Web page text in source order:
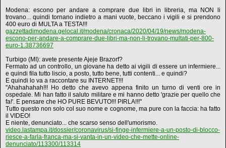
Modena: escono per andare a comprare due libri in libreria, ma NON li
trovano... quindi tornano indietro a mani vuote, beccano i vigili e si prendono
400 euro di MULTA a TESTA!!!
gazzettadimodena.gelocal.it/modena/cronaca/2020/04/19/news/modena-
escono-per-andare-a-comprare-due-libri-ma-non-li-trovano-multati-per-800-
euro-1.38736697
Turbigo (MI): avete presente Ajeje Brazorf?
Fermato ad un controllo, un giovane ha detto ai vigili di essere un infermiere...
e quindi fila tutto liscio, a posto, tutto bene, tutti contenti... e quindi?
E quindi lo va a raccontare su INTERNET!!!
"Ahahahahah!!! Ho detto che avevo appena finito un turno di venti ore in
ospedale. Mi han fatto il saluto militare e mi hanno detto 'grazie per quello che
fa!'. E pensare che HO PURE BEVUTO!!! PIRLA!!!"
Tutto questo non solo col suo nome e cognome, ma pure con la faccia: ha fatto
il VIDEO!
E niente, denunciato... che scarso senso dell'umorismo.
video.lastampa.it/dossier/coronavirus/si-finge-infermiere-a-un-posto-di-blocco-
riesce-a-farla-franca-ma-si-vanta-in-un-video-che-mette-online-
denunciato/113300/113314